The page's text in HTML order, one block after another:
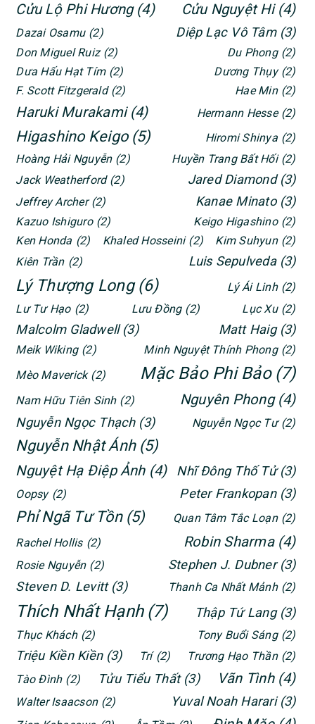
Cửu Lộ Phi Hương (4) Cửu Nguyệt Hi (4)
Dazai Osamu (2) Diệp Lạc Vô Tâm (3)
Don Miguel Ruiz (2) Du Phong (2)
Dưa Hấu Hạt Tím (2) Dương Thụy (2)
F. Scott Fitzgerald (2) Hae Min (2)
Haruki Murakami (4) Hermann Hesse (2)
Higashino Keigo (5) Hiromi Shinya (2)
Hoàng Hải Nguyễn (2) Huyền Trang Bất Hối (2)
Jack Weatherford (2) Jared Diamond (3)
Jeffrey Archer (2) Kanae Minato (3)
Kazuo Ishiguro (2) Keigo Higashino (2)
Ken Honda (2) Khaled Hosseini (2) Kim Suhyun (2)
Kiên Trần (2) Luis Sepulveda (3)
Lý Thượng Long (6) Lý Ái Linh (2)
Lư Tư Hạo (2) Lưu Đồng (2) Lục Xu (2)
Malcolm Gladwell (3) Matt Haig (3)
Meik Wiking (2) Minh Nguyệt Thính Phong (2)
Mèo Maverick (2) Mặc Bảo Phi Bảo (7)
Nam Hữu Tiên Sinh (2) Nguyên Phong (4)
Nguyễn Ngọc Thạch (3) Nguyễn Ngọc Tư (2)
Nguyễn Nhật Ánh (5)
Nguyệt Hạ Điệp Ảnh (4) Nhĩ Đông Thố Tử (3)
Oopsy (2) Peter Frankopan (3)
Phỉ Ngã Tư Tồn (5) Quan Tâm Tắc Loạn (2)
Rachel Hollis (2) Robin Sharma (4)
Rosie Nguyễn (2) Stephen J. Dubner (3)
Steven D. Levitt (3) Thanh Ca Nhất Mảnh (2)
Thích Nhất Hạnh (7) Thập Tứ Lang (3)
Thục Khách (2) Tony Buổi Sáng (2)
Triệu Kiền Kiền (3) Trí (2) Trương Hạo Thần (2)
Tào Đình (2) Tửu Tiểu Thất (3) Vãn Tình (4)
Walter Isaacson (2) Yuval Noah Harari (3)